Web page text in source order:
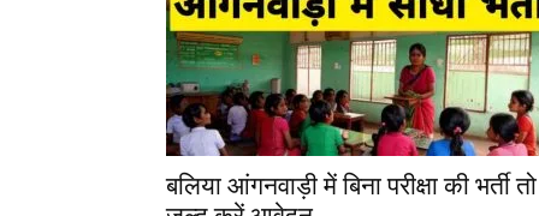
Navy,
Airforce,
बलिया आंगनवाड़ी में बिना परीक्षा की भर्ती तो